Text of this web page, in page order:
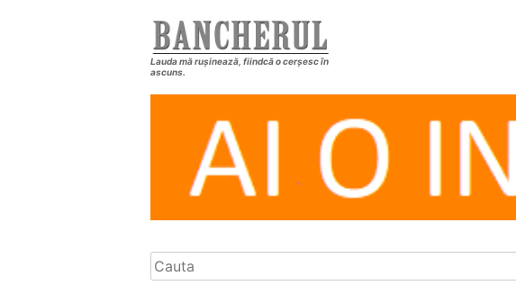
Lauda mă rușinează, fiindcă o cerșesc în
ascuns.